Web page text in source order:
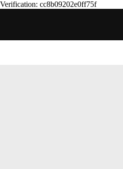
Verification: cc8b09202e0ff75f